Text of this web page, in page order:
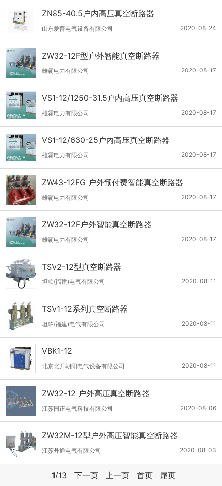
ZN85-40.5户内高压真空断路器
2020-08-24
山东爱普电气设备有限公司
ZW32-12F型户外智能真空断路器
2020-08-17
雄霸电力有限公司
VS1-12/1250-31.5户内高压真空断路器
2020-08-17
雄霸电力有限公司
VS1-12/630-25户内高压真空断路器
2020-08-17
雄霸电力有限公司
ZW43-12FG 户外预付费智能真空断路器
2020-08-17
雄霸电力有限公司
ZW32-12F户外智能真空断路器
2020-08-17
雄霸电力有限公司
TSV2-12型真空断路器
2020-08-11
坦帕(福建)电气有限公司
TSV1-12系列真空断路器
2020-08-11
坦帕(福建)电气有限公司
VBK1-12
2020-08-11
北京北开朝阳电气设备有限公司
ZW32-12 户外高压真空断路器
2020-08-06
江苏国正电气科技有限公司
ZW32M-12型户外高压智能真空断路器
2020-08-03
江苏丹通电气有限公司
1/13 下一页 上一页 首页 尾页